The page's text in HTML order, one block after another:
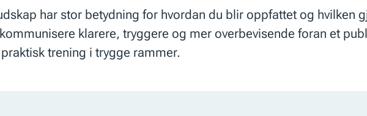
har stor betydning for hvordan du blir oppfattet og hvilken
klarere, tryggere og mer overbevisende foran et
trening i trygge rammer.